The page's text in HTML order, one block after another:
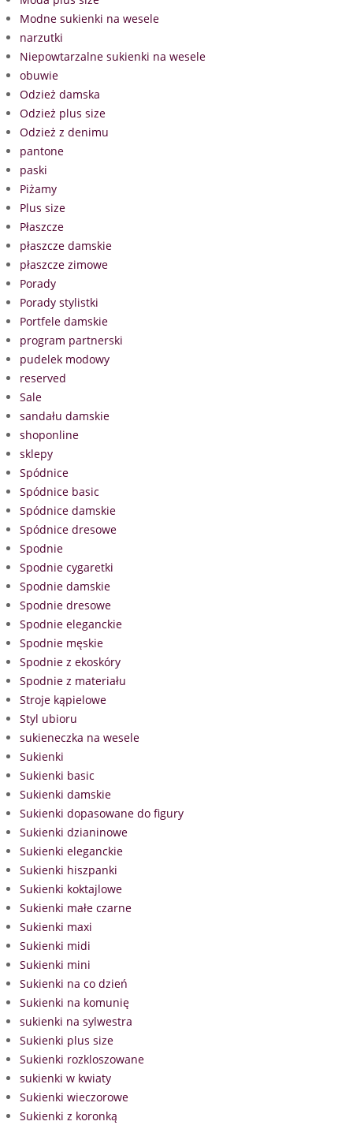
Modne sukienki na wesele
narzutki
Niepowtarzalne sukienki na wesele
obuwie
Odzież damska
Odzież plus size
Odzież z denimu
pantone
paski
Piżamy
Plus size
Płaszcze
płaszcze damskie
płaszcze zimowe
Porady
Porady stylistki
Portfele damskie
program partnerski
pudelek modowy
reserved
Sale
sandału damskie
shoponline
sklepy
Spódnice
Spódnice basic
Spódnice damskie
Spódnice dresowe
Spodnie
Spodnie cygaretki
Spodnie damskie
Spodnie dresowe
Spodnie eleganckie
Spodnie męskie
Spodnie z ekoskóry
Spodnie z materiału
Stroje kąpielowe
Styl ubioru
sukieneczka na wesele
Sukienki
Sukienki basic
Sukienki damskie
Sukienki dopasowane do figury
Sukienki dzianinowe
Sukienki eleganckie
Sukienki hiszpanki
Sukienki koktajlowe
Sukienki małe czarne
Sukienki maxi
Sukienki midi
Sukienki mini
Sukienki na co dzień
Sukienki na komunię
sukienki na sylwestra
Sukienki plus size
Sukienki rozkloszowane
sukienki w kwiaty
Sukienki wieczorowe
Sukienki z koronką